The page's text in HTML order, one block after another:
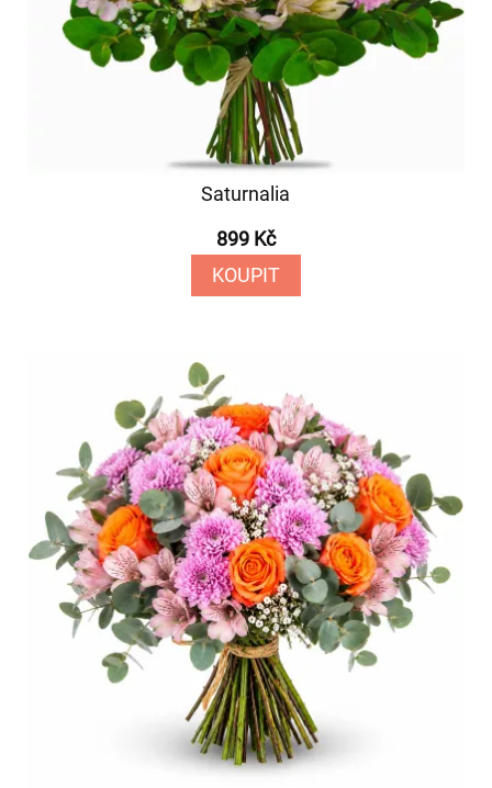
Saturnalia
899 Kč
KOUPIT